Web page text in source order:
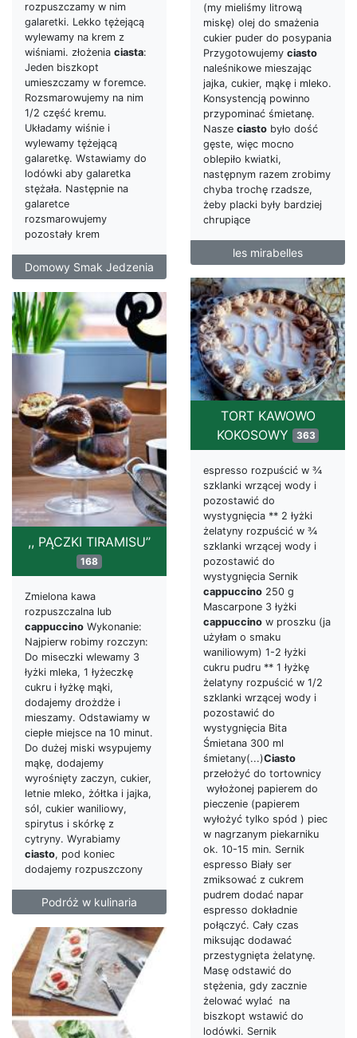
rozpuszczamy w nim
galaretki. Lekko tężejącą
wylewamy na krem z
wiśniami. złożenia ciasta:
Jeden biszkopt
umieszczamy w foremce.
Rozsmarowujemy na nim
1/2 część kremu.
Układamy wiśnie i
wylewamy tężejącą
galaretkę. Wstawiamy do
lodówki aby galaretka
stężała. Następnie na
galaretce
rozsmarowujemy
pozostały krem
Domowy Smak Jedzenia
(my mieliśmy litrową
miskę) olej do smażenia
cukier puder do posypania
Przygotowujemy ciasto
naleśnikowe mieszając
jajka, cukier, mąkę i mleko.
Konsystencją powinno
przypominać śmietanę.
Nasze ciasto było dość
gęste, więc mocno
oblepiło kwiatki,
następnym razem zrobimy
chyba trochę rzadsze,
żeby placki były bardziej
chrupiące
les mirabelles
TORT KAWOWO
KOKOSOWY
363
espresso rozpuścić w ¾
szklanki wrzącej wody i
pozostawić do
wystygnięcia ** 2 łyżki
żelatyny rozpuścić w ¾
szklanki wrzącej wody i
pozostawić do
wystygnięcia Sernik
cappuccino 250 g
Mascarpone 3 łyżki
cappuccino w proszku (ja
użyłam o smaku
waniliowym) 1-2 łyżki
cukru pudru ** 1 łyżkę
żelatyny rozpuścić w 1/2
szklanki wrzącej wody i
pozostawić do
wystygnięcia Bita
Śmietana 300 ml
śmietany(...)Ciasto
przełożyć do tortownicy
wyłożonej papierem do
pieczenie (papierem
wyłożyć tylko spód ) piec
w nagrzanym piekarniku
ok. 10-15 min. Sernik
espresso Biały ser
zmiksować z cukrem
pudrem dodać napar
espresso dokładnie
połączyć. Cały czas
miksując dodawać
przestygnięta żelatynę.
Masę odstawić do
stężenia, gdy zacznie
żelować wylać na
biszkopt wstawić do
lodówki. Sernik
,, PĄCZKI TIRAMISU’’
168
Zmielona kawa
rozpuszczalna lub
cappuccino Wykonanie:
Najpierw robimy rozczyn:
Do miseczki wlewamy 3
łyżki mleka, 1 łyżeczkę
cukru i łyżkę mąki,
dodajemy drożdże i
mieszamy. Odstawiamy w
ciepłe miejsce na 10 minut.
Do dużej miski wsypujemy
mąkę, dodajemy
wyrośnięty zaczyn, cukier,
letnie mleko, żółtka i jajka,
sól, cukier waniliowy,
spirytus i skórkę z
cytryny. Wyrabiamy
ciasto, pod koniec
dodajemy rozpuszczony
Podróż w kulinaria